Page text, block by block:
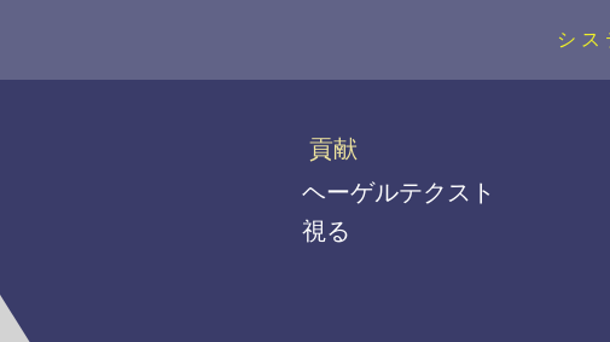
シス
貢献
ヘーゲルテクスト
視る